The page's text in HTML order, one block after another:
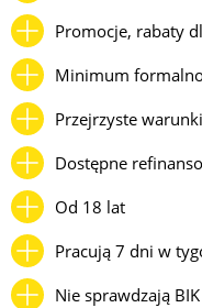
Promocje, rabaty
Minimum
Przejrzyste warunki
Dostępne
Od 18 lat
Pracują 7 dni w
Nie sprawdzają BIK